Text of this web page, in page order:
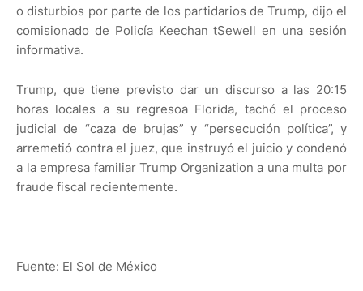
o disturbios por parte de los partidarios de Trump, dijo el
comisionado de Policía Keechan tSewell en una sesión
informativa.
Trump, que tiene previsto dar un discurso a las 20:15
horas locales a su regresoa Florida, tachó el proceso
judicial de “caza de brujas” y “persecución política”, y
arremetió contra el juez, que instruyó el juicio y condenó
a la empresa familiar Trump Organization a una multa por
fraude fiscal recientemente.
Fuente: El Sol de México